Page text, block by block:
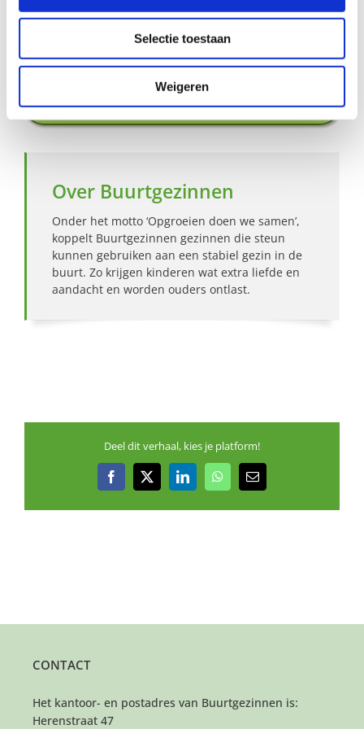
Selectie toestaan
Weigeren
Hoe werkt Buurtgezinnen?
Bekijk andere zoekprofielen
Over Buurtgezinnen
Onder het motto ‘Opgroeien doen we samen’,
koppelt Buurtgezinnen gezinnen die steun
kunnen gebruiken aan een stabiel gezin in de
buurt. Zo krijgen kinderen wat extra liefde en
aandacht en worden ouders ontlast.
Deel dit verhaal, kies je platform!
Facebook
X LinkedInWhatsApp
E-
CONTACT
Het kantoor- en postadres van Buurtgezinnen is:
Herenstraat 47